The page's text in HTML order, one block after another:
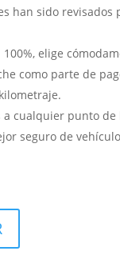
han sido revisados
100%, elige
como parte de
a cualquier punto
seguro de